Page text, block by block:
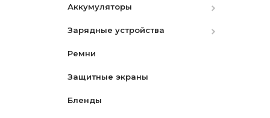
Аккумуляторы
Canon
Nikon
Зарядные устройства
Canon
Nikon
Sony
Ремни
Защитные экраны
Бленды